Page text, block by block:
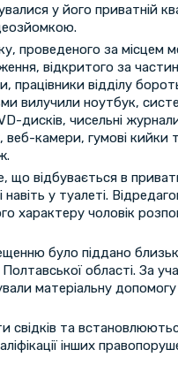
у його приватній
проведеного за місцем
відкритого за
працівники відділу
вилучили ноутбук,
дисків, чисельні
веб-камери, гумові кийки
що відбувається в
навіть у туалеті.
характеру чоловік
було піддано близько
області. За
матеріальну допомогу
та
інших